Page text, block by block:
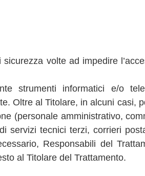
volte ad impedire
strumenti informatici e/o
Oltre al Titolare, in alcuni casi,
(personale amministrativo,
servizi tecnici terzi, corrieri
Responsabili del
al Titolare del Trattamento.